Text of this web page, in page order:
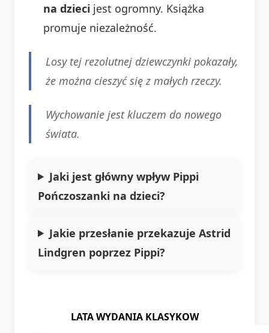
na dzieci jest ogromny. Książka
promuje niezależność.
Losy tej rezolutnej dziewczynki pokazały,
że można cieszyć się z małych rzeczy.
Wychowanie jest kluczem do nowego
świata.
Jaki jest główny wpływ Pippi
Pończoszanki na dzieci?
Jakie przesłanie przekazuje Astrid
Lindgren poprzez Pippi?
LATA WYDANIA KLASYKOW